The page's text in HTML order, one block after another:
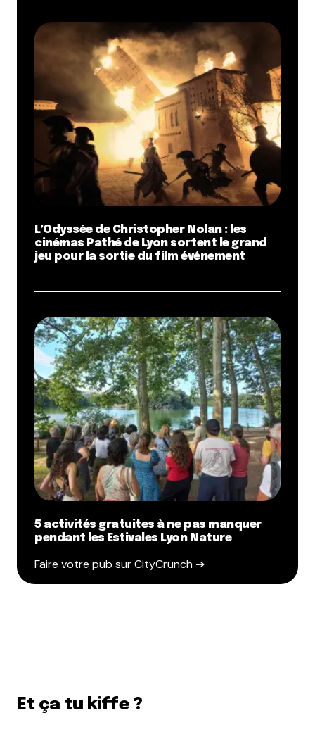
L’Odyssée de Christopher Nolan : les
cinémas Pathé de Lyon sortent le grand
jeu pour la sortie du film événement
5 activités gratuites à ne pas manquer
pendant les Estivales Lyon Nature
Faire votre pub sur CityCrunch ➔
Et ça tu kiffe ?